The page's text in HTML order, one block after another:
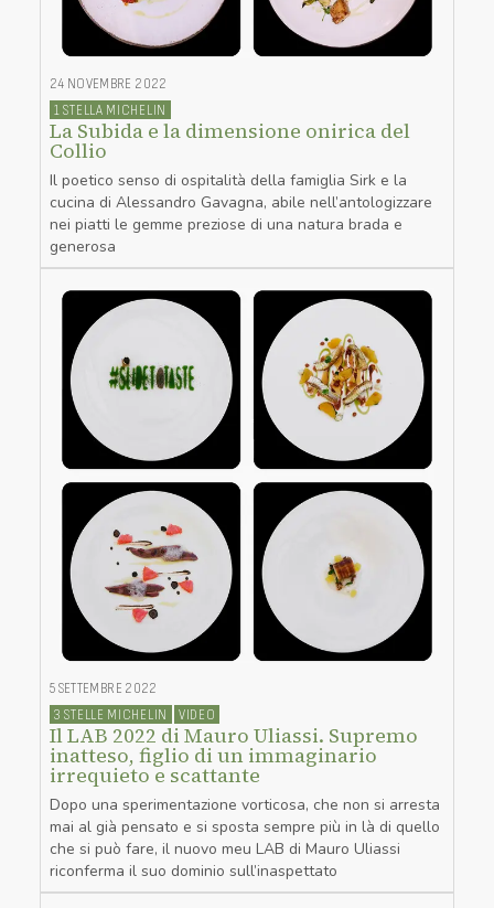
24 NOVEMBRE 2022
1 STELLA MICHELIN
La Subida e la dimensione onirica del
Collio
Il poetico senso di ospitalità della famiglia Sirk e la
cucina di Alessandro Gavagna, abile nell’antologizzare
nei piatti le gemme preziose di una natura brada e
generosa
5 SETTEMBRE 2022
3 STELLE MICHELIN
VIDEO
Il LAB 2022 di Mauro Uliassi. Supremo
inatteso, figlio di un immaginario
irrequieto e scattante
Dopo una sperimentazione vorticosa, che non si arresta
mai al già pensato e si sposta sempre più in là di quello
che si può fare, il nuovo meu LAB di Mauro Uliassi
riconferma il suo dominio sull’inaspettato